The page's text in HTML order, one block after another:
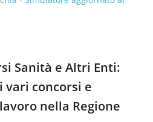
Sanità e Altri Enti:
vari concorsi e
nella Regione